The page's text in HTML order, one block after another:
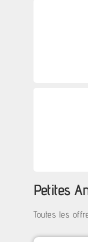
Petites
Toutes les